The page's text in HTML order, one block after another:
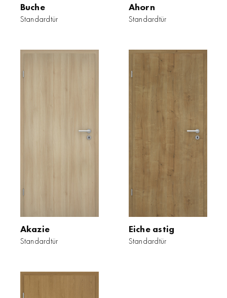
Buche
Standardtür
Ahorn
Standardtür
Akazie
Standardtür
Eiche astig
Standardtür